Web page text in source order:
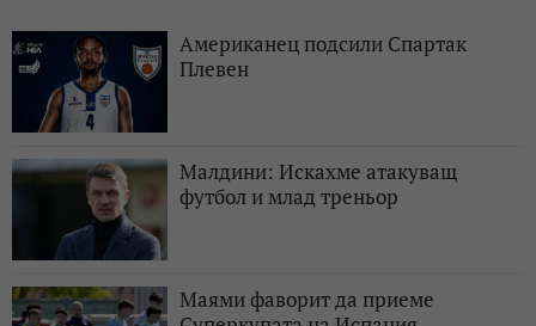
Американец подсили Спартак
Плевен
Малдини: Искахме атакуващ
футбол и млад треньор
Маями фаворит да приеме